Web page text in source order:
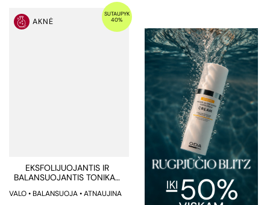
AKNĖ
SUTAUPYK
40%
EKSFOLIJUOJANTIS IR
BALANSUOJANTIS TONIKAS
VALO • BALANSUOJA • ATNAUJINA